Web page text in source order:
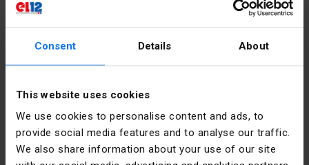
Consent Details About
This website uses cookies
We use cookies to personalise content and ads, to
provide social media features and to analyse our traffic.
We also share information about your use of our site
do 16:00 w dzień roboczy
do 3h tego samego dnia
po 16:00 w dzień roboczy
następny dzień roboczy do godz. 11:00
po 16:00 w piątek